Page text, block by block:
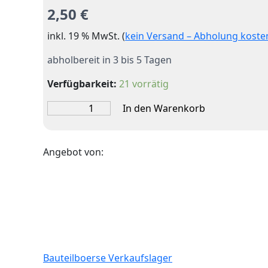
2,50€
inkl. 19 % MwSt. (kein Versand – Abholung
abholbereit in 3 bis 5 Tagen
Verfügbarkeit: 21 vorrätig
Holzpfähle/Baumpfähle
Menge
In den Warenkorb
Angebot von:
Bauteilboerse Verkaufslager